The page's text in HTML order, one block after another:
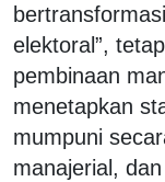
elektoral”,
pembinaan
menetapkan
mumpuni
manajerial,